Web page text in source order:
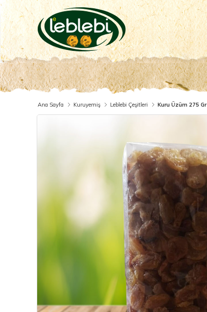
Ana Sayfa Kuruyemiş Leblebi Çeşitleri Kuru Üzüm 275 Gr